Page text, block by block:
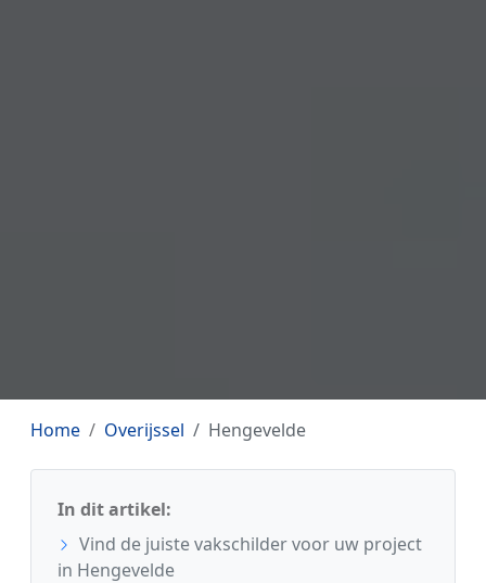
Home Overijssel Hengevelde
In dit artikel:
Vind de juiste vakschilder voor uw project
in Hengevelde